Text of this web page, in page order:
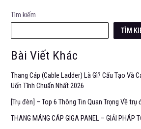
Tìm kiếm
TÌM
Bài Viết Khác
Thang Cáp (Cable Ladder) Là Gì? Cấu Tạo Và
Uốn Tĩnh Chuẩn Nhất 2026
[Trụ đèn] – Top 6 Thông Tin Quan Trọng Về trụ
THANG MÁNG CÁP GIGA PANEL – GIẢI PHÁP